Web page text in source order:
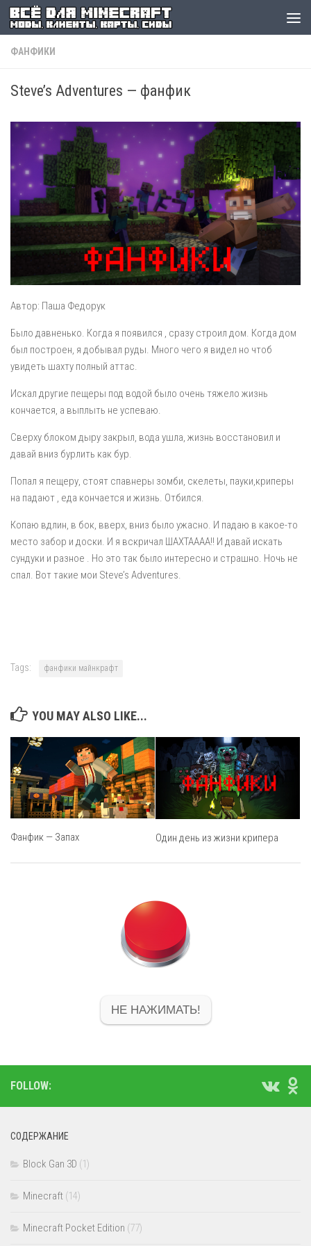
ФАНФИКИ
Steve’s Adventures — фанфик
Автор: Паша Федорук
Было давненько. Когда я появился , сразу строил дом. Когда дом
был построен, я добывал руды. Много чего я видел но чтоб
увидеть шахту полный аттас.
Искал другие пещеры под водой было очень тяжело жизнь
кончается, а выплыть не успеваю.
Сверху блоком дыру закрыл, вода ушла, жизнь восстановил и
давай вниз бурлить как бур.
Попал я пещеру, стоят спавнеры зомби, скелеты, пауки,криперы
на падают , еда кончается и жизнь. Отбился.
Копаю вдлин, в бок, вверх, вниз было ужасно. И падаю в какое-то
место забор и доски. И я вскричал ШАХТАААА!! И давай искать
сундуки и разное . Но это так было интересно и страшно. Ночь не
спал. Вот такие мои Steve’s Adventures.
Tags: фанфики майнкрафт
YOU MAY ALSO LIKE...
Фанфик — Запах Один день из жизни крипера
НЕ НАЖИМАТЬ!
FOLLOW:
СОДЕРЖАНИЕ
Block Gan 3D (1)
Minecraft (14)
Minecraft Pocket Edition (77)